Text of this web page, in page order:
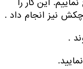
این کار را
نیز انجام داد .
.